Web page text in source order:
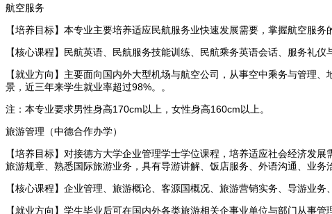
航空服务
【培养目标】本专业主要培养适应民航服务业快速发展需要，掌握航空服
【核心课程】民航英语、民航服务技能训练、民航乘务英语会话、服务礼
【就业方向】主要面向国内外大型机场与航空公司，从事空中乘务与管理
景，近三年来学生就业率超过98%。。
注：本专业要求男性身高170cm以上，女性身高160cm以上。
旅游管理（中德合作办学）
【培养目标】对接德方大学企业管理学士学位课程，培养适应社会经济发
旅游规章、熟悉国际旅游业务，具有导游讲解、饭店服务、外语沟通、业务
【核心课程】企业管理、旅游概论、客源国概况、旅游营销实务、导游业务
【就业方向】学生毕业后可在国内外各类旅游相关企事业单位与部门从事